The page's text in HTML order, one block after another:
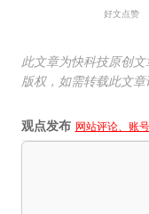
好文点赞
此文章为快科技原创
版权，如需转载此文
观点发布 网站评论、账